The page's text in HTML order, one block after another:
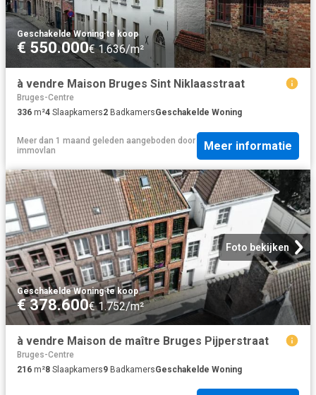
Geschakelde Woning·te koop
€ 550.000€ 1.636/m²
à vendre Maison Bruges Sint Niklaasstraat
Bruges-Centre
336 m²4 Slaapkamers2 BadkamersGeschakelde Woning
Meer dan 1 maand geleden aangeboden door
immovlan
Meer informatie
Foto bekijken
Geschakelde Woning·te koop
€ 378.600€ 1.752/m²
à vendre Maison de maître Bruges Pijperstraat
Bruges-Centre
216 m²8 Slaapkamers9 BadkamersGeschakelde Woning